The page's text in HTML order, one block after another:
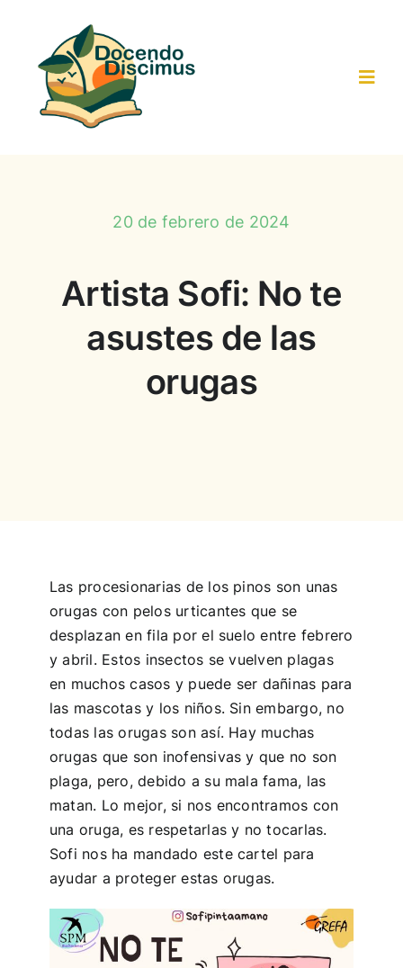
contenido
Actividades-Recursos
Resultados
20 de febrero de 2024
Artista Sofi: No te
asustes de las
orugas
Las procesionarias de los pinos son unas
orugas con pelos urticantes que se
desplazan en fila por el suelo entre febrero
y abril. Estos insectos se vuelven plagas
en muchos casos y puede ser dañinas para
las mascotas y los niños. Sin embargo, no
todas las orugas son así. Hay muchas
orugas que son inofensivas y que no son
plaga, pero, debido a su mala fama, las
matan. Lo mejor, si nos encontramos con
una oruga, es respetarlas y no tocarlas.
Sofi nos ha mandado este cartel para
ayudar a proteger estas orugas.